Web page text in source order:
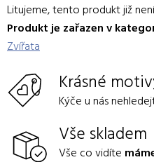
Litujeme, tento produkt již
Produkt je zařazen v
Zvířata
Krásné
Kýče u nás
Vše skladem
Vše co vidíte